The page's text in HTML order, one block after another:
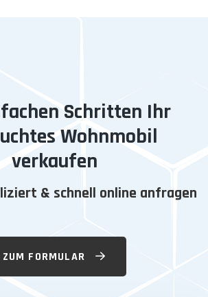
Schritten Ihr
Wohnmobil
verkaufen
& schnell online anfragen
ZUM FORMULAR